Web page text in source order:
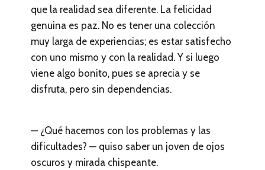
que la realidad sea diferente. La felicidad
genuina es paz. No es tener una colección
muy larga de experiencias; es estar satisfecho
con uno mismo y con la realidad. Y si luego
viene algo bonito, pues se aprecia y se
disfruta, pero sin dependencias.
— ¿Qué hacemos con los problemas y las
dificultades? — quiso saber un joven de ojos
oscuros y mirada chispeante.